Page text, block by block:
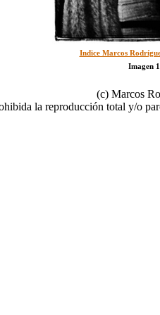
Indice Marcos
Imagen
(c) Marcos
la reproducción total y/o